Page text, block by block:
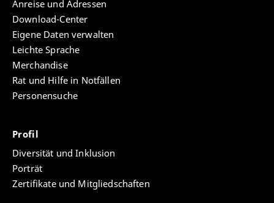
Anreise und Adressen
Download-Center
Eigene Daten verwalten
Leichte Sprache
Merchandise
Rat und Hilfe in Notfällen
Personensuche
Profil
Diversität und Inklusion
Porträt
Zertifikate und Mitgliedschaften